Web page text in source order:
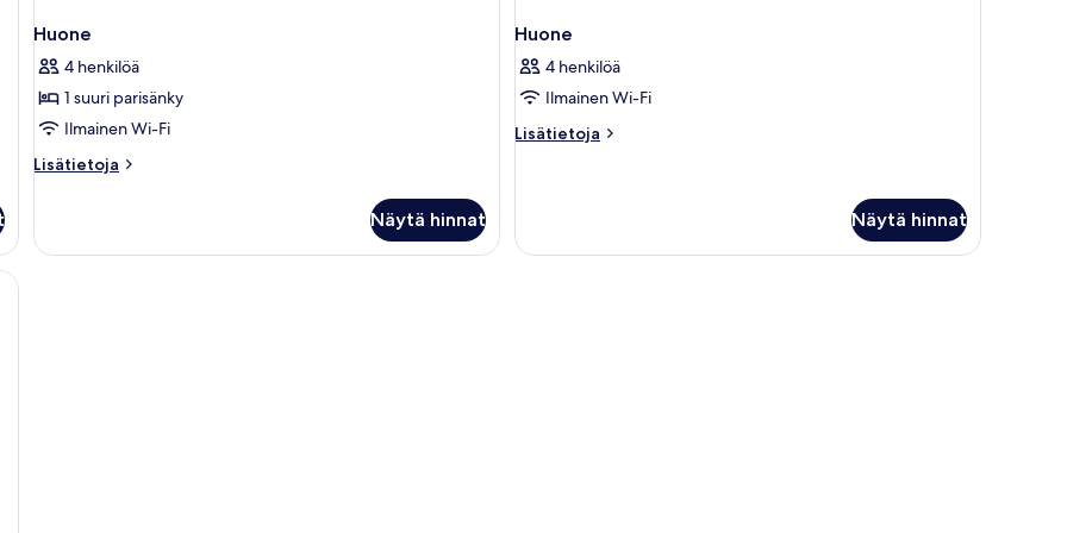
Huone
4 henkilöä
1 suuri parisänky
Ilmainen Wi-Fi
Lisätietoja
Lisätietoja
Näytä hinnat
Huone
4 henkilöä
Ilmainen Wi-Fi
Lisätietoja
Lisätietoja
Näytä hinnat